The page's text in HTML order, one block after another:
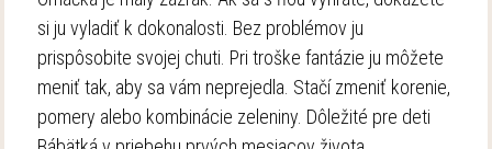
si ju vyladiť k dokonalosti. Bez problémov ju
prispôsobite svojej chuti. Pri troške fantázie ju môžete
meniť tak, aby sa vám neprejedla. Stačí zmeniť korenie,
pomery alebo kombinácie zeleniny. Dôležité pre deti